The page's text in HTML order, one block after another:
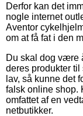
Derfor kan det
nogle internet
Aventor
om at få fat i den
Du skal dog være
deres produkter
lav, så kunne det
falsk online shop.
omfattet af en
netbutikker.